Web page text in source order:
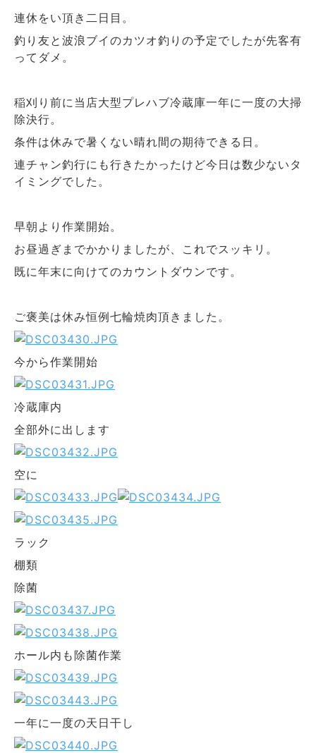
連休をい頂き二日目。
釣り友と波浪ブイのカツオ釣りの予定でしたが先客有
ってダメ。
稲刈り前に当店大型プレハブ冷蔵庫一年に一度の大掃
除決行。
条件は休みで暑くない晴れ間の期待できる日。
連チャン釣行にも行きたかったけど今日は数少ないタ
イミングでした。
早朝より作業開始。
お昼過ぎまでかかりましたが、これでスッキリ。
既に年末に向けてのカウントダウンです。
ご褒美は休み恒例七輪焼肉頂きました。
今から作業開始
冷蔵庫内
全部外に出します
空に
ラック
棚類
除菌
ホール内も除菌作業
一年に一度の天日干し